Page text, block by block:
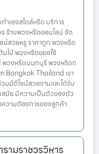
เองสไตล์หรีด บริการ
ร้านพวงหรีดออนไลน์ จัด
น์สวยหรู ราคาถูก พวงหรีด
ไม้ พวงหรีดของใช้
พวงหรีดนนทบุรี พวงหรีดก
Thailand เรา
นมีดีไซน์สวยงามและได้รับ
มัย มีความเป็นตัวของตัว
วามต้องการของลูกค้า
ามราชวรวิหาร